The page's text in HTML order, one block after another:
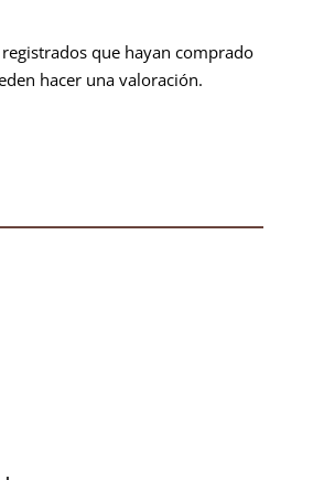
que hayan comprado
hacer una valoración.